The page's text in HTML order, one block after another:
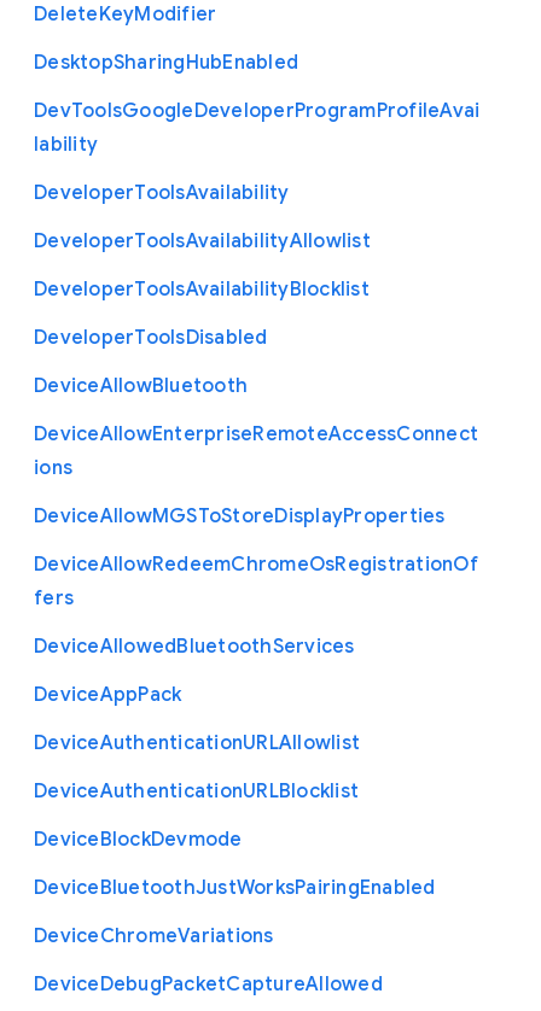
DeleteKeyModifier
DesktopSharingHubEnabled
DevToolsGoogleDeveloperProgramProfileAvai
lability
DeveloperToolsAvailability
DeveloperToolsAvailabilityAllowlist
DeveloperToolsAvailabilityBlocklist
DeveloperToolsDisabled
DeviceAllowBluetooth
DeviceAllowEnterpriseRemoteAccessConnect
ions
DeviceAllowMGSToStoreDisplayProperties
DeviceAllowRedeemChromeOsRegistrationOf
fers
DeviceAllowedBluetoothServices
DeviceAppPack
DeviceAuthenticationURLAllowlist
DeviceAuthenticationURLBlocklist
DeviceBlockDevmode
DeviceBluetoothJustWorksPairingEnabled
DeviceChromeVariations
DeviceDebugPacketCaptureAllowed